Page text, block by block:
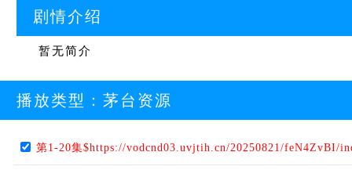
剧情介绍
暂无简介
播放类型： 茅台资源
第1-20集$https://vodcnd03.uvjtih.cn/20250821/feN4ZvBI/